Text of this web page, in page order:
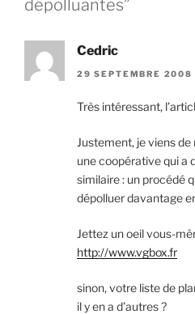
dépolluantes”
Cedric
29 SEPTEMBRE
Très intéressant,
Justement, je viens
une coopérative qui a
similaire : un procédé
dépolluer davantage
Jettez un oeil vous-
http://www.vgbox.fr
sinon, votre liste de
il y en a d’autres ?